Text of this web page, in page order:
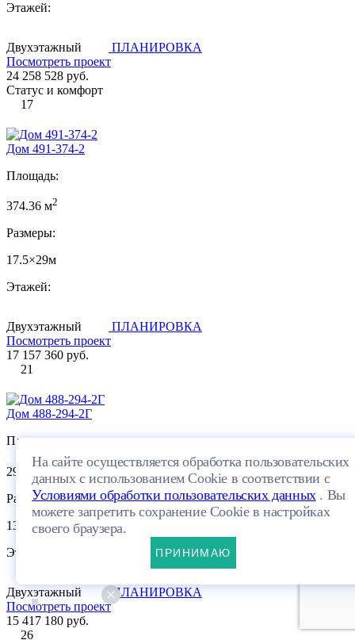
Этажей:
Двухэтажный
ПЛАНИРОВКА
Посмотреть проект
24 258 528 руб.
Статус и комфорт
17
Дом 491-374-2
Площадь:
374.36 м2
Размеры:
17.5×29м
Этажей:
Двухэтажный
ПЛАНИРОВКА
Посмотреть проект
17 157 360 руб.
21
Дом 488-294-2Г
Площадь:
294.8 м 2
Размеры:
13.6×16.8м
Этажей:
Двухэтажный
ПЛАНИРОВКА
Посмотреть проект
15 417 180 руб.
26
На сайте осуществляется обработка пользовательских
данных с использованием Cookie в соответствии с
Условиями обработки пользовательских данных. Вы
можете запретить сохранение Cookie в настройках
своего браузера.
ПРИНИМАЮ